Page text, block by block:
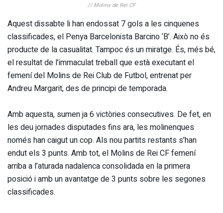
// Molins de Rei CF
Aquest dissabte li han endossat 7 gols a les cinquenes
classificades, el Penya Barcelonista Barcino ‘B’. Això no és
producte de la casualitat. Tampoc és un miratge. És, més bé,
el resultat de l’immaculat treball que està executant el
femení del Molins de Rei Club de Futbol, entrenat per
Andreu Margarit, des de principi de temporada.
Amb aquesta, sumen ja 6 victòries consecutives. De fet, en
les deu jornades disputades fins ara, les molinenques
només han caigut un cop. Als nou partits restants s’han
endut els 3 punts. Amb tot, el Molins de Rei CF femení
arriba a l’aturada nadalenca consolidada en la primera
posició i amb un avantatge de 3 punts sobre les segones
classificades.